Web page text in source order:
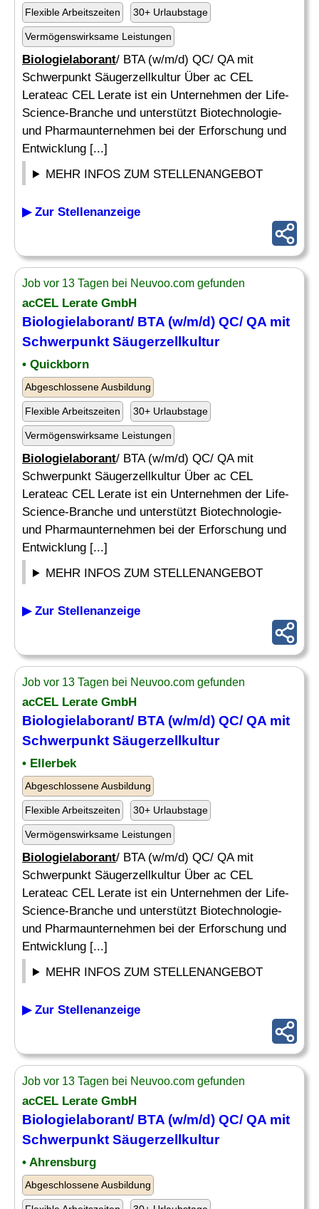
Flexible Arbeitszeiten 30+ Urlaubstage
Vermögenswirksame Leistungen
Biologielaborant/ BTA (w/m/d) QC/ QA mit
Schwerpunkt Säugerzellkultur Über ac CEL
Lerateac CEL Lerate ist ein Unternehmen der Life-
Science-Branche und unterstützt Biotechnologie-
und Pharmaunternehmen bei der Erforschung und
Entwicklung [...]
MEHR INFOS ZUM STELLENANGEBOT
▶ Zur Stellenanzeige
Job vor 13 Tagen bei Neuvoo.com gefunden
acCEL Lerate GmbH
Biologielaborant/ BTA (w/m/d) QC/ QA mit
Schwerpunkt Säugerzellkultur
• Quickborn
Abgeschlossene Ausbildung
Flexible Arbeitszeiten 30+ Urlaubstage
Vermögenswirksame Leistungen
Biologielaborant/ BTA (w/m/d) QC/ QA mit
Schwerpunkt Säugerzellkultur Über ac CEL
Lerateac CEL Lerate ist ein Unternehmen der Life-
Science-Branche und unterstützt Biotechnologie-
und Pharmaunternehmen bei der Erforschung und
Entwicklung [...]
MEHR INFOS ZUM STELLENANGEBOT
▶ Zur Stellenanzeige
Job vor 13 Tagen bei Neuvoo.com gefunden
acCEL Lerate GmbH
Biologielaborant/ BTA (w/m/d) QC/ QA mit
Schwerpunkt Säugerzellkultur
• Ellerbek
Abgeschlossene Ausbildung
Flexible Arbeitszeiten 30+ Urlaubstage
Vermögenswirksame Leistungen
Biologielaborant/ BTA (w/m/d) QC/ QA mit
Schwerpunkt Säugerzellkultur Über ac CEL
Lerateac CEL Lerate ist ein Unternehmen der Life-
Science-Branche und unterstützt Biotechnologie-
und Pharmaunternehmen bei der Erforschung und
Entwicklung [...]
MEHR INFOS ZUM STELLENANGEBOT
▶ Zur Stellenanzeige
Job vor 13 Tagen bei Neuvoo.com gefunden
acCEL Lerate GmbH
Biologielaborant/ BTA (w/m/d) QC/ QA mit
Schwerpunkt Säugerzellkultur
• Ahrensburg
Abgeschlossene Ausbildung